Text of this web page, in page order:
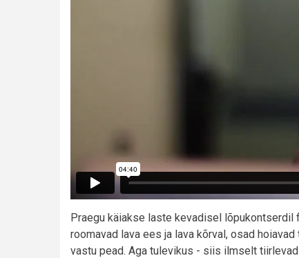
Praegu käiakse laste kevadisel lõpukontserdil
roomavad lava ees ja lava kõrval, osad
vastu pead. Aga tulevikus - siis ilmselt